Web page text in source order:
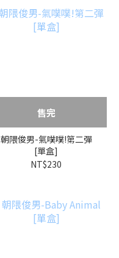
售完
朝隈俊男-氣噗噗!第二彈
[單盒]
NT$230